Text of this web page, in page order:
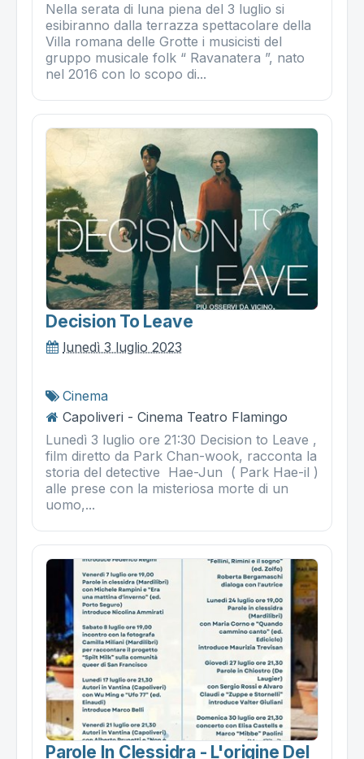
Nella serata di luna piena del 3 luglio si
esibiranno dalla terrazza spettacolare della
Villa romana delle Grotte i musicisti del
gruppo musicale folk “ Ravanatera ”, nato
nel 2016 con lo scopo di...
Decision To Leave
lunedì 3 luglio 2023
Cinema
Capoliveri - Cinema Teatro Flamingo
Lunedì 3 luglio ore 21:30 Decision to Leave ,
film diretto da Park Chan-wook, racconta la
storia del detective Hae-Jun ( Park Hae-il )
alle prese con la misteriosa morte di un
uomo,...
Parole In Clessidra - L'origine Del